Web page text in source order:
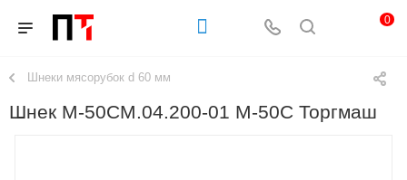
0
Шнеки мясорубок d 60 мм
Шнек М-50СМ.04.200-01 М-50С Торгмаш